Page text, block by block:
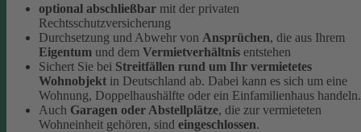
optional abschließbar mit der privaten
Rechtsschutzversicherung
Durchsetzung und Abwehr von Ansprüchen, die aus Ihrem
Eigentum und dem Vermietverhältnis entstehen
Sichert Sie bei Streitfällen rund um Ihr vermietetes
Wohnobjekt in Deutschland ab. Dabei kann es sich um eine
Wohnung, Doppelhaushälfte oder ein Einfamilienhaus handeln.
Auch Garagen oder Abstellplätze, die zur vermieteten
Wohneinheit gehören, sind eingeschlossen.